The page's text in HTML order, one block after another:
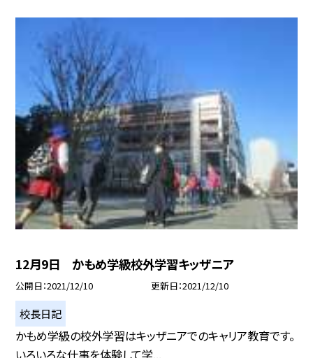
12月9日 かもめ学級校外学習キッザニア
公開日 2021/12/10 更新日 2021/12/10
校長日記
かもめ学級の校外学習はキッザニアでのキャリア教育です。
いろいろな仕事を体験して学...